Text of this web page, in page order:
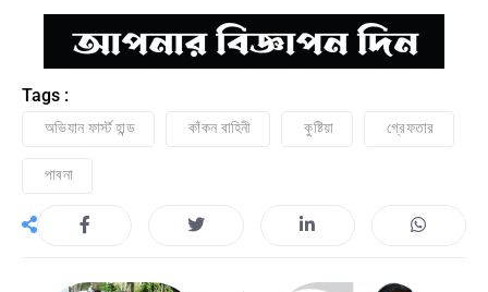
Tags :
অভিযান ফার্স্ট হান্ড কাঁকন বাহিনী কুষ্টিয়া গ্রেফতার
পাবনা